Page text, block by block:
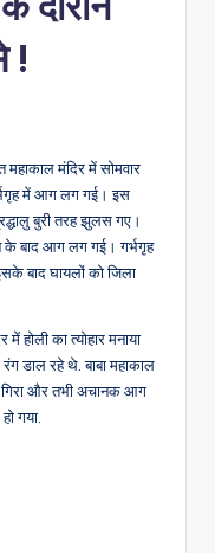
!
मंदिर में सोमवार
में आग लग गई। इस
बुरी तरह झुलस गए।
के बाद आग लग गई। गर्भगृह
बाद घायलों को जिला
होली का त्योहार मनाया
डाल रहे थे. बाबा महाकाल
गिरा और तभी अचानक आग
गया.